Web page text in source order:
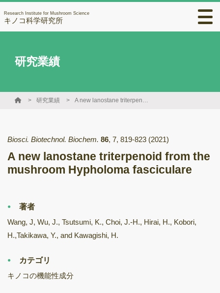
Research Institute for Mushroom Science
キノコ科学研究所
研究業績
研究業績 A new lanostane triterpenoid from the mushroom Hypholoma fasciculare
Biosci. Biotechnol. Biochem. 86, 7, 819-823 (2021)
A new lanostane triterpenoid from the
mushroom Hypholoma fasciculare
著者
Wang, J, Wu, J., Tsutsumi, K., Choi, J.-H., Hirai, H., Kobori,
H.,Takikawa, Y., and Kawagishi, H.
カテゴリ
キノコの機能性成分